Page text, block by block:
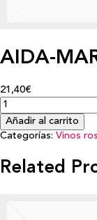
AIDA-
21,40€
Añadir al carrito
Categorías: Vinos
Related